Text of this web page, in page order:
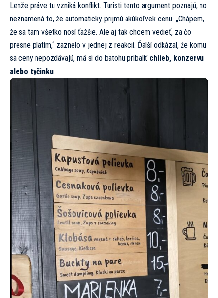
Lenže práve tu vzniká konflikt. Turisti tento argument poznajú, no
neznamená to, že automaticky prijmú akúkoľvek cenu. „Chápem,
že sa tam všetko nosí ťažšie. Ale aj tak chcem vedieť, za čo
presne platím,“ zaznelo v jednej z reakcií. Ďalší odkázal, že komu
sa ceny nepozdávajú, má si do batohu pribaliť chlieb, konzervu
alebo tyčinku.